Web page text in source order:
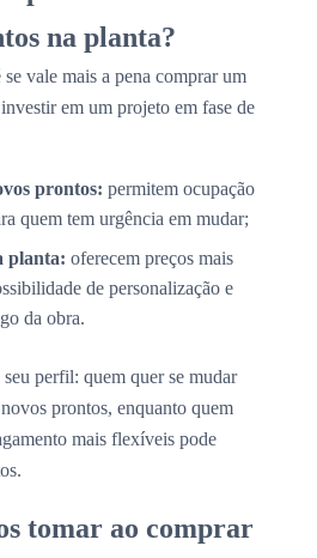
na planta?
vale mais a pena comprar um
em um projeto em fase de
prontos: permitem ocupação
quem tem urgência em mudar;
planta: oferecem preços mais
de personalização e
da obra.
perfil: quem quer se mudar
prontos, enquanto quem
mais flexíveis pode
tomar ao comprar